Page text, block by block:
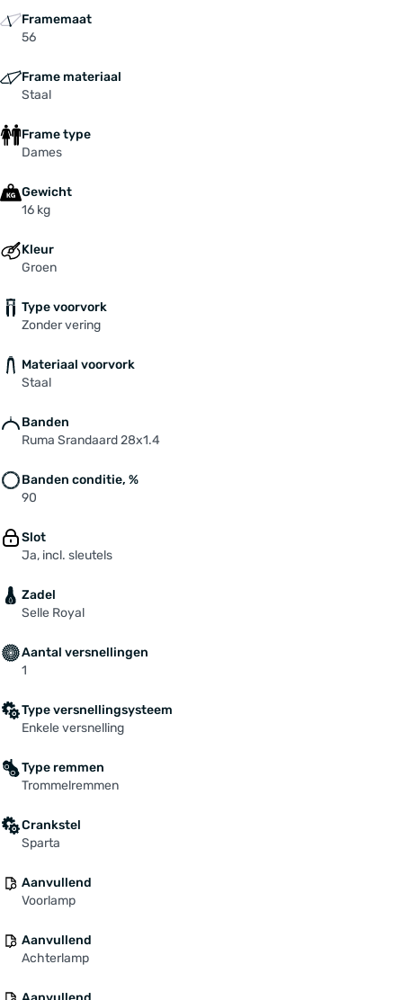
Framemaat
56
Frame materiaal
Staal
Frame type
Dames
Gewicht
16 kg
Kleur
Groen
Type voorvork
Zonder vering
Materiaal voorvork
Staal
Banden
Ruma Srandaard 28x1.4
Banden conditie, %
90
Slot
Ja, incl. sleutels
Zadel
Selle Royal
Aantal versnellingen
1
Type versnellingsysteem
Enkele versnelling
Type remmen
Trommelremmen
Crankstel
Sparta
Aanvullend
Voorlamp
Aanvullend
Achterlamp